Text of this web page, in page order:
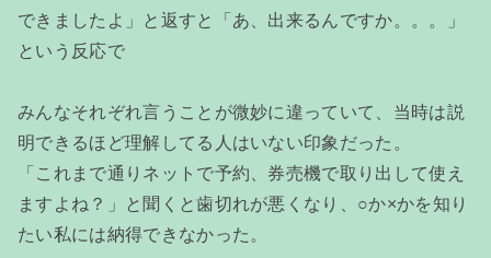
できましたよ」と返すと「あ、出来るんですか。。。」
という反応で
みんなそれぞれ言うことが微妙に違っていて、当時は説
明できるほど理解してる人はいない印象だった。
「これまで通りネットで予約、券売機で取り出して使え
ますよね？」と聞くと歯切れが悪くなり、○か×かを知り
たい私には納得できなかった。